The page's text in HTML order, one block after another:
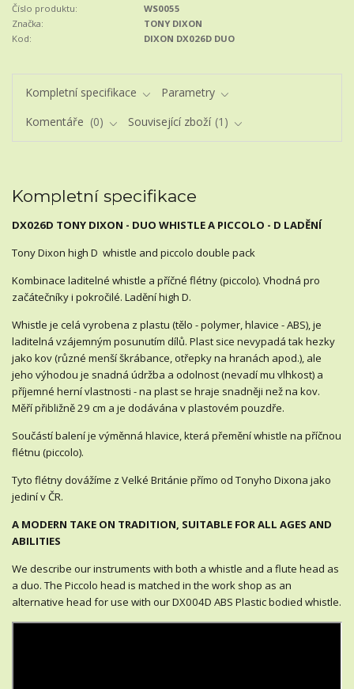
Číslo produktu:
WS0055
Značka:
TONY DIXON
Kod:
DIXON DX026D DUO
Kompletní specifikace
Parametry
Komentáře
0 Související zboží 1
Kompletní specifikace
DX026D TONY DIXON - DUO WHISTLE A PICCOLO - D LADĚNÍ
Tony Dixon high D whistle and piccolo double pack
Kombinace laditelné whistle a příčné flétny (piccolo). Vhodná pro
začátečníky i pokročilé. Ladění high D.
Whistle je celá vyrobena z plastu (tělo - polymer, hlavice - ABS), je
laditelná vzájemným posunutím dílů. Plast sice nevypadá tak hezky
jako kov (různé menší škrábance, otřepky na hranách apod.), ale
jeho výhodou je snadná údržba a odolnost (nevadí mu vlhkost) a
příjemné herní vlastnosti - na plast se hraje snadněji než na kov.
Měří přibližně 29 cm a je dodávána v plastovém pouzdře.
Součástí balení je výměnná hlavice, která přemění whistle na příčnou
flétnu (piccolo).
Tyto flétny dovážíme z Velké Británie přímo od Tonyho Dixona jako
jediní v ČR.
A MODERN TAKE ON TRADITION, SUITABLE FOR ALL AGES AND
ABILITIES
We describe our instruments with both a whistle and a flute head as
a duo. The Piccolo head is matched in the work shop as an
alternative head for use with our DX004D ABS Plastic bodied whistle.